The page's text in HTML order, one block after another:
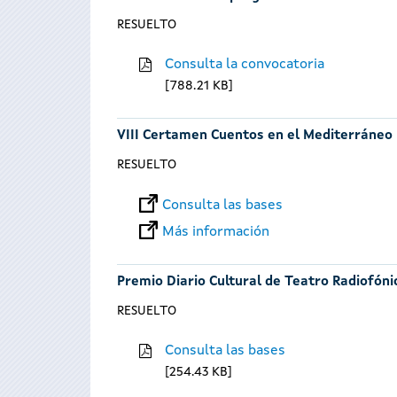
RESUELTO
Consulta la convocatoria
788.21 KB
VIII Certamen Cuentos en el Mediterráneo
RESUELTO
Consulta las bases
Más información
Premio Diario Cultural de Teatro
RESUELTO
Consulta las bases
254.43 KB